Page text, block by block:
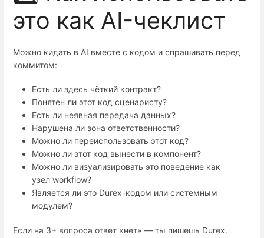
это как AI-чеклист
Можно кидать в AI вместе с кодом и спрашивать перед
коммитом:
Есть ли здесь чёткий контракт?
Понятен ли этот код сценаристу?
Есть ли неявная передача данных?
Нарушена ли зона ответственности?
Можно ли переиспользовать этот код?
Можно ли этот код вынести в компонент?
Можно ли визуализировать это поведение как
узел workflow?
Является ли это Durex-кодом или системным
модулем?
Если на 3+ вопроса ответ «нет» — ты пишешь Durex.